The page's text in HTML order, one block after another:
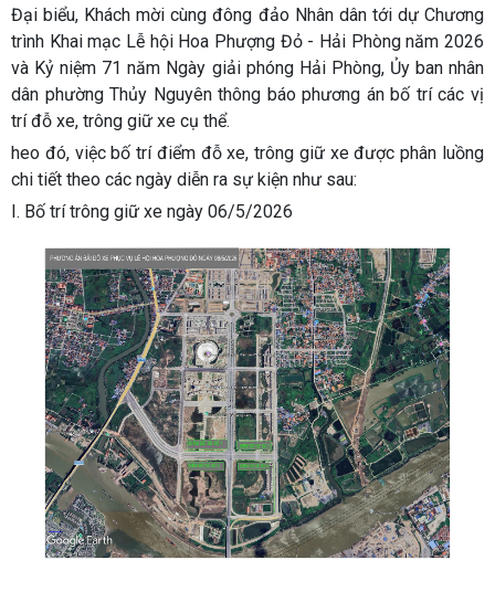
Đại biểu, Khách mời cùng đông đảo Nhân dân tới dự Chương
trình Khai mạc Lễ hội Hoa Phượng Đỏ - Hải Phòng năm 2026
và Kỷ niệm 71 năm Ngày giải phóng Hải Phòng, Ủy ban nhân
dân phường Thủy Nguyên thông báo phương án bố trí các vị
trí đỗ xe, trông giữ xe cụ thể.
heo đó, việc bố trí điểm đỗ xe, trông giữ xe được phân luồng
chi tiết theo các ngày diễn ra sự kiện như sau:
I. Bố trí trông giữ xe ngày 06/5/2026